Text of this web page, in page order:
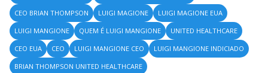
CEO BRIAN THOMPSON
LUIGI MAGIONE
LUIGI MAGIONE EUA
LUIGI MANGIONE
QUEM É LUIGI MANGIONE
UNITED HEALTHCARE
CEO EUA
CEO LUIGI MANGIONE CEO
LUIGI MANGIONE INDICIADO
BRIAN THOMPSON UNITED HEALTHCARE